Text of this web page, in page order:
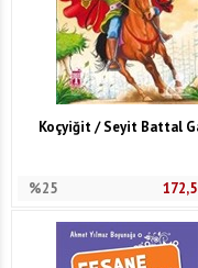
Koçyiğit / Seyit Battal
%25